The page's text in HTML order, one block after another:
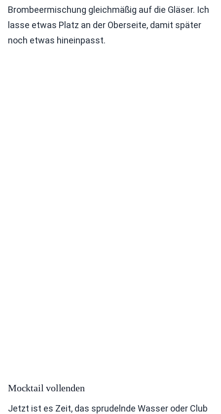
Brombeermischung gleichmäßig auf die Gläser. Ich
lasse etwas Platz an der Oberseite, damit später
noch etwas hineinpasst.
Mocktail vollenden
Jetzt ist es Zeit, das sprudelnde Wasser oder Club